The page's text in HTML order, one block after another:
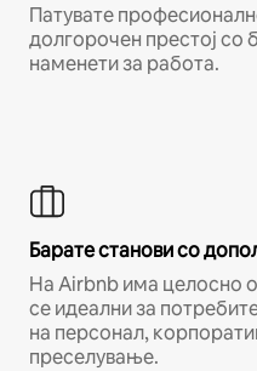
Патувате
долгорочен престој
наменети за работа.
Барате станови со
На Airbnb има целосно
се идеални за
на персонал,
преселување.